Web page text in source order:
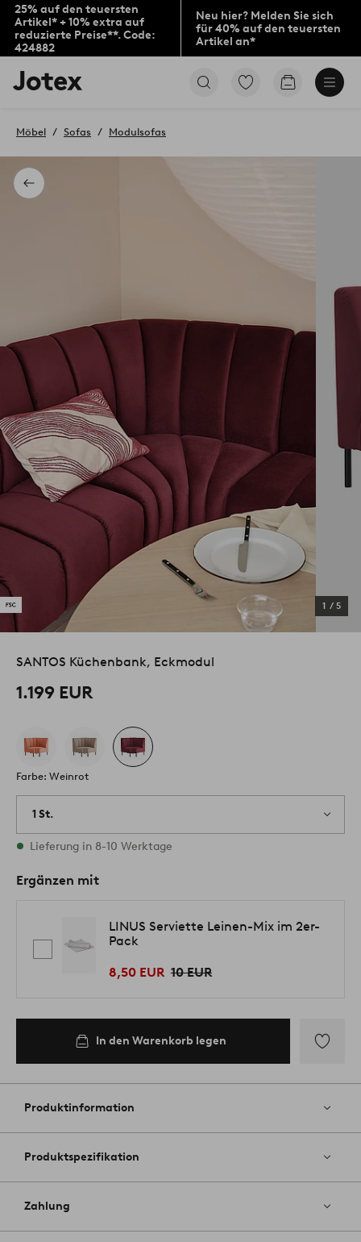
25% auf den teuersten
Artikel* + 10% extra auf
reduzierte Preise**. Code:
424882
Neu hier? Melden Sie sich
für 40% auf den teuersten
Artikel an*
Jotex-
Logo
Startseite
Zu
Produkten
Zum
Zurück
Möbel Sofas Modulsofas
1 / 5
SANTOS Küchenbank, Eckmodul
1.199 EUR
Farbe: Weinrot
1 St.
Vorrätig
Lieferung in 8-10 Werktage
Ergänzen mit
LINUS Serviette Leinen-Mix im 2er-
Pack
8,50 EUR 10 EUR
In den Warenkorb legen
Favoriten
Produktinformation
Produktspezifikation
Zahlung